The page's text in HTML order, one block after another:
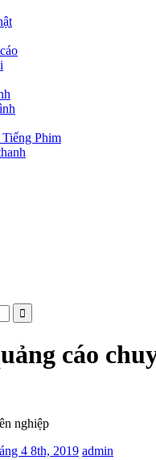
Phim
cáo
nghiệp
4 8th, 2019 admin